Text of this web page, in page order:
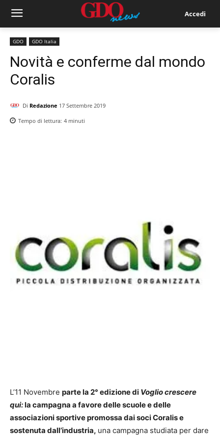
Accedi
GDO GDO Italia
Novità e conferme dal mondo
Coralis
Di Redazione 17 Settembre 2019
Tempo di lettura: 4 minuti
L’11 Novembre parte la 2° edizionedi Voglio crescere
qui:la campagna a favore delle scuole e delle
associazioni sportive promossa dai soci Coralis e
sostenuta dall’industria, una campagna studiata per dare